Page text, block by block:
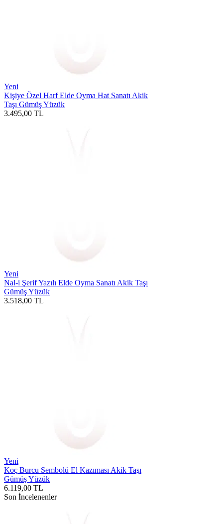
Yeni
Kişiye Özel Harf Elde Oyma Hat Sanatı Akik
Taşı Gümüş Yüzük
3.495,00 TL
Yeni
Nal-i Şerif Yazılı Elde Oyma Sanatı Akik Taşı
Gümüş Yüzük
3.518,00 TL
Yeni
Koç Burcu Sembolü El Kazıması Akik Taşı
Gümüş Yüzük
6.119,00 TL
Son İncelenenler